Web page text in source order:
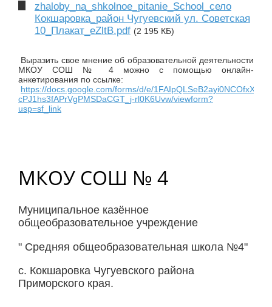
zhaloby_na_shkolnoe_pitanie_School_село
Кокшаровка_район Чугуевский ул. Советская
10_Плакат_eZltB.pdf (2 195 КБ)
Выразить свое мнение об образовательной деятельности
МКОУ СОШ № 4 можно с помощью онлайн-
анкетирования по ссылке:
https://docs.google.com/forms/d/e/1FAIpQLSeB2ayi0NCOfxXiZ-
cPJ1hs3fAPrVgPMSDaCGT_j-rl0K6Uvw/viewform?
usp=sf_link
МКОУ СОШ № 4
Муниципальное казённое
общеобразовательное учреждение
" Средняя общеобразовательная школа №4"
с. Кокшаровка Чугуевского района
Приморского края.